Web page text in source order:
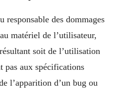
responsable des dommages
matériel de l’utilisateur,
soit de l’utilisation
pas aux spécifications
l’apparition d’un bug ou